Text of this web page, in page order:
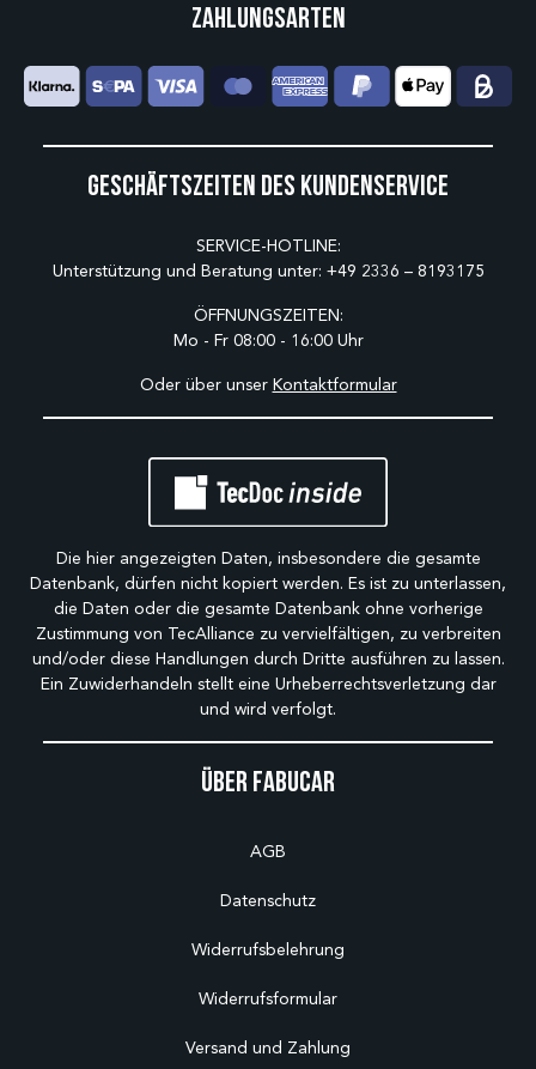
Über Fabucar
AGB
Datenschutz
Widerrufsbelehrung
Widerrufsformular
Versand und Zahlung
Geschäftszeiten des Kundenservice
SERVICE-HOTLINE:
Unterstützung und Beratung unter: +49 2336 – 8193175
ÖFFNUNGSZEITEN:
Mo - Fr 08:00 - 16:00 Uhr
Oder über unser Kontaktformular
Zahlungsarten
Die hier angezeigten Daten, insbesondere die gesamte
Datenbank, dürfen nicht kopiert werden. Es ist zu unterlassen,
die Daten oder die gesamte Datenbank ohne vorherige
Zustimmung von TecAlliance zu vervielfältigen, zu verbreiten
und/oder diese Handlungen durch Dritte ausführen zu lassen.
Ein Zuwiderhandeln stellt eine Urheberrechtsverletzung dar
und wird verfolgt.